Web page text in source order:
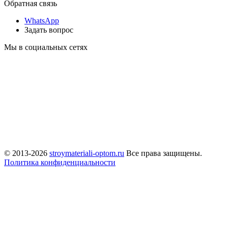
Обратная связь
WhatsApp
Задать вопрос
Мы в социальных сетях
© 2013-2026 stroymateriali-optom.ru Все права защищены.
Политика конфиденциальности